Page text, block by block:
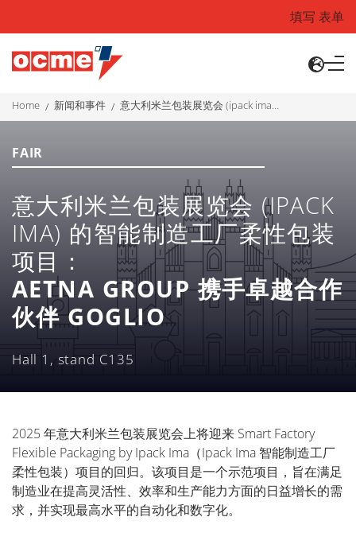
填写 表单
home 新闻和事件 意大利米兰包装展览会 (ipack ima) 的智能制造工厂柔性包装项目： aetna group 携手卓越合作伙伴 goglio
FAIR
意大利米兰包装展览会 (IPACK
IMA) 的智能制造工厂柔性包装
项目：
AETNA GROUP 携手卓越合作
伙伴 GOGLIO
Hall 1, stand C135
2025 年意大利米兰包装展览会上将迎来 Smart Factory
Flexible Packaging by Ipack Ima（Ipack Ima 智能制造工厂
柔性包装）项目的回归。该项目是一个示范项目，旨在满足
制造业在提高灵活性、效率和生产能力方面的日益增长的需
求，并实现最高水平的自动化和数字化。